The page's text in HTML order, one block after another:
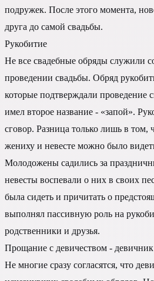
подружек. После этого момента,
друга до самой свадьбы.
Рукобитие
Не все свадебные обряды служили
проведении свадьбы. Обряд
которые подтверждали проведение
имел второе название - «запой».
сговор. Разница только лишь в том,
жениху и невесте можно было
Молодожены садились за
невесты воспевали о них в своих
была сидеть и причитать о
выполнял пассивную роль на
родственники и друзья.
Прощание с девичеством - девичник
Не многие сразу согласятся, что